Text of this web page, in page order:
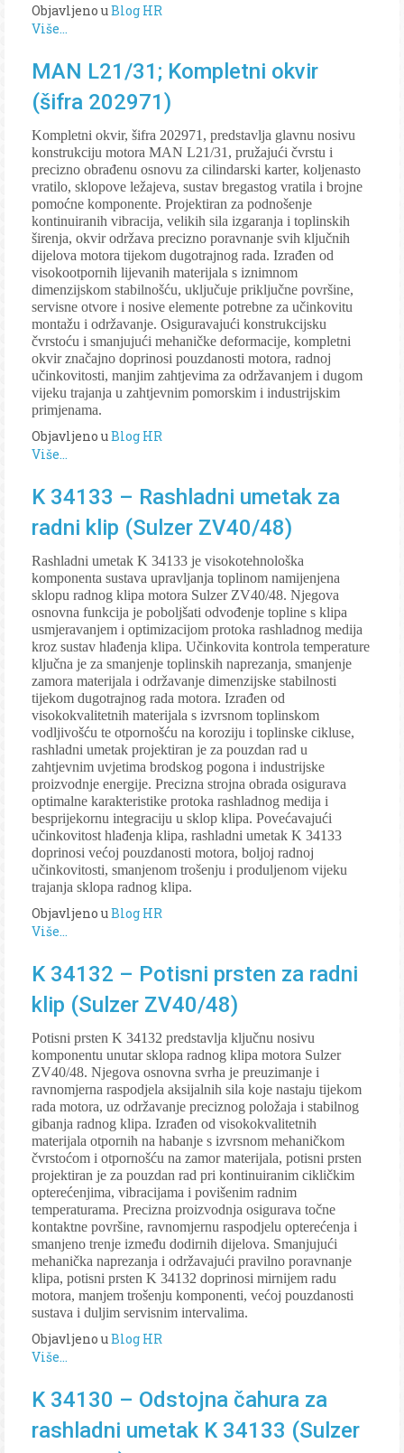
Objavljeno uBlog HR
Više...
MAN L21/31; Kompletni okvir
(šifra 202971)
Kompletni okvir, šifra 202971, predstavlja glavnu nosivu
konstrukciju motora MAN L21/31, pružajući čvrstu i
precizno obrađenu osnovu za cilindarski karter, koljenasto
vratilo, sklopove ležajeva, sustav bregastog vratila i brojne
pomoćne komponente. Projektiran za podnošenje
kontinuiranih vibracija, velikih sila izgaranja i toplinskih
širenja, okvir održava precizno poravnanje svih ključnih
dijelova motora tijekom dugotrajnog rada. Izrađen od
visokootpornih lijevanih materijala s iznimnom
dimenzijskom stabilnošću, uključuje priključne površine,
servisne otvore i nosive elemente potrebne za učinkovitu
montažu i održavanje. Osiguravajući konstrukcijsku
čvrstoću i smanjujući mehaničke deformacije, kompletni
okvir značajno doprinosi pouzdanosti motora, radnoj
učinkovitosti, manjim zahtjevima za održavanjem i dugom
vijeku trajanja u zahtjevnim pomorskim i industrijskim
primjenama.
Objavljeno uBlog HR
Više...
K 34133 – Rashladni umetak za
radni klip (Sulzer ZV40/48)
Rashladni umetak K 34133 je visokotehnološka
komponenta sustava upravljanja toplinom namijenjena
sklopu radnog klipa motora Sulzer ZV40/48. Njegova
osnovna funkcija je poboljšati odvođenje topline s klipa
usmjeravanjem i optimizacijom protoka rashladnog medija
kroz sustav hlađenja klipa. Učinkovita kontrola temperature
ključna je za smanjenje toplinskih naprezanja, smanjenje
zamora materijala i održavanje dimenzijske stabilnosti
tijekom dugotrajnog rada motora. Izrađen od
visokokvalitetnih materijala s izvrsnom toplinskom
vodljivošću te otpornošću na koroziju i toplinske cikluse,
rashladni umetak projektiran je za pouzdan rad u
zahtjevnim uvjetima brodskog pogona i industrijske
proizvodnje energije. Precizna strojna obrada osigurava
optimalne karakteristike protoka rashladnog medija i
besprijekornu integraciju u sklop klipa. Povećavajući
učinkovitost hlađenja klipa, rashladni umetak K 34133
doprinosi većoj pouzdanosti motora, boljoj radnoj
učinkovitosti, smanjenom trošenju i produljenom vijeku
trajanja sklopa radnog klipa.
Objavljeno uBlog HR
Više...
K 34132 – Potisni prsten za radni
klip (Sulzer ZV40/48)
Potisni prsten K 34132 predstavlja ključnu nosivu
komponentu unutar sklopa radnog klipa motora Sulzer
ZV40/48. Njegova osnovna svrha je preuzimanje i
ravnomjerna raspodjela aksijalnih sila koje nastaju tijekom
rada motora, uz održavanje preciznog položaja i stabilnog
gibanja radnog klipa. Izrađen od visokokvalitetnih
materijala otpornih na habanje s izvrsnom mehaničkom
čvrstoćom i otpornošću na zamor materijala, potisni prsten
projektiran je za pouzdan rad pri kontinuiranim cikličkim
opterećenjima, vibracijama i povišenim radnim
temperaturama. Precizna proizvodnja osigurava točne
kontaktne površine, ravnomjernu raspodjelu opterećenja i
smanjeno trenje između dodirnih dijelova. Smanjujući
mehanička naprezanja i održavajući pravilno poravnanje
klipa, potisni prsten K 34132 doprinosi mirnijem radu
motora, manjem trošenju komponenti, većoj pouzdanosti
sustava i duljim servisnim intervalima.
Objavljeno uBlog HR
Više...
K 34130 – Odstojna čahura za
rashladni umetak K 34133 (Sulzer